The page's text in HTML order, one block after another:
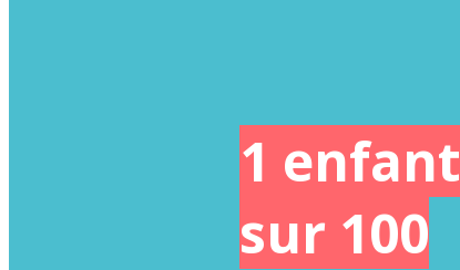
1 enfant
sur 100